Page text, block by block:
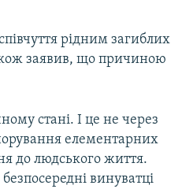
рідним загиблих
заявив, що причиною
стані. І це не через
елементарних
до людського життя.
винуватці